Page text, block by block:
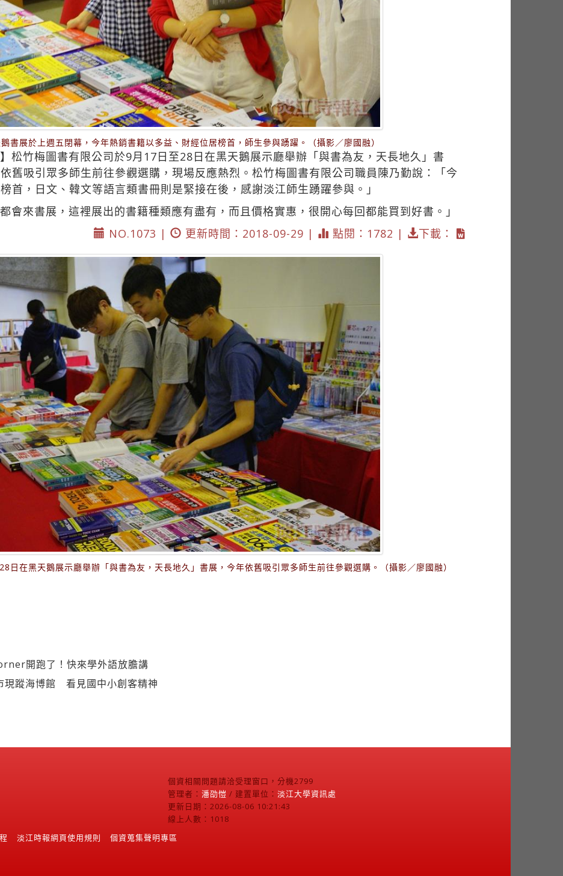
書展於上週五閉幕，今年熱銷書籍以多益、財經位居榜首，師生參與踴躍。（攝影／廖國融）
松竹梅圖書有限公司於9月17日至28日在黑天鵝展示廳舉辦「與書為友，天長地久」書
舊吸引眾多師生前往參觀選購，現場反應熱烈。松竹梅圖書有限公司職員陳乃勤說：「今
首，日文、韓文等語言類書冊則是緊接在後，感謝淡江師生踴躍參與。」
會來書展，這裡展出的書籍種類應有盡有，而且價格實惠，很開心每回都能買到好書。」
NO.1073 |
更新時間：2018-09-29 | 點閱：1782 | 下載：
日在黑天鵝展示廳舉辦「與書為友，天長地久」書展，今年依舊吸引眾多師生前往參觀選購。（攝影／廖國融）
開跑了！快來學外語放膽講
現蹤海博館 看見國中小創客精神
個資相關問題請洽受理窗口，分機2799
管理者： 潘劭愷 / 建置單位： 淡江大學資訊處
更新日期：2026-08-06 10:21:43
線上人數：1018
淡江時報網頁使用規則 個資蒐集聲明專區